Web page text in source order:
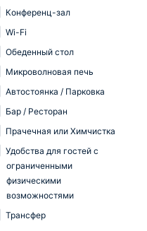
Конференц-зал
Wi-Fi
Обеденный стол
Микроволновая печь
Автостоянка / Парковка
Бар / Ресторан
Прачечная или Химчистка
Удобства для гостей с
ограниченными
физическими
возможностями
Трансфер